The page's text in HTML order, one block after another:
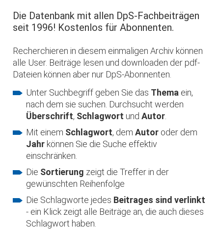
Die Datenbank mit allen DpS-Fachbeiträgen
seit 1996! Kostenlos für Abonnenten.
Recherchieren in diesem einmaligen Archiv können
alle User. Beiträge lesen und downloaden der pdf-
Dateien können aber nur DpS-Abonnenten.
Unter Suchbegriff geben Sie das Thema ein,
nach dem sie suchen. Durchsucht werden
Überschrift, Schlagwort undAutor
Mit einem Schlagwort, demAutor oder dem
Jahr können Sie die Suche effektiv
einschränken.
Die Sortierung zeigt die Treffer in der
gewünschten Reihenfolge
Die Schlagworte jedes Beitrages sind verlinkt
- ein Klick zeigt alle Beiträge an, die auch dieses
Schlagwort haben.